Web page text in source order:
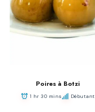
Poires à Botzi
1 hr 30 mins Débutant